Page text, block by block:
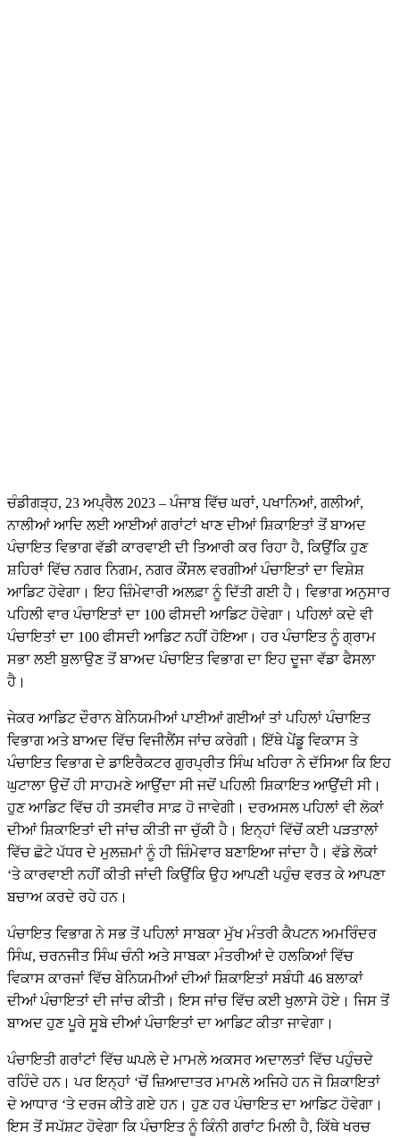
ਚੰਡੀਗੜ੍ਹ, 23 ਅਪ੍ਰੈਲ 2023 – ਪੰਜਾਬ ਵਿੱਚ ਘਰਾਂ, ਪਖਾਨਿਆਂ, ਗਲੀਆਂ,
ਨਾਲੀਆਂ ਆਦਿ ਲਈ ਆਈਆਂ ਗਰਾਂਟਾਂ ਖਾਣ ਦੀਆਂ ਸ਼ਿਕਾਇਤਾਂ ਤੋਂ ਬਾਅਦ
ਪੰਚਾਇਤ ਵਿਭਾਗ ਵੱਡੀ ਕਾਰਵਾਈ ਦੀ ਤਿਆਰੀ ਕਰ ਰਿਹਾ ਹੈ, ਕਿਉਂਕਿ ਹੁਣ
ਸ਼ਹਿਰਾਂ ਵਿੱਚ ਨਗਰ ਨਿਗਮ, ਨਗਰ ਕੌਂਸਲ ਵਰਗੀਆਂ ਪੰਚਾਇਤਾਂ ਦਾ ਵਿਸ਼ੇਸ਼
ਆਡਿਟ ਹੋਵੇਗਾ। ਇਹ ਜ਼ਿੰਮੇਵਾਰੀ ਅਲਫ਼ਾ ਨੂੰ ਦਿੱਤੀ ਗਈ ਹੈ। ਵਿਭਾਗ ਅਨੁਸਾਰ
ਪਹਿਲੀ ਵਾਰ ਪੰਚਾਇਤਾਂ ਦਾ 100 ਫੀਸਦੀ ਆਡਿਟ ਹੋਵੇਗਾ। ਪਹਿਲਾਂ ਕਦੇ ਵੀ
ਪੰਚਾਇਤਾਂ ਦਾ 100 ਫੀਸਦੀ ਆਡਿਟ ਨਹੀਂ ਹੋਇਆ। ਹਰ ਪੰਚਾਇਤ ਨੂੰ ਗ੍ਰਾਮ
ਸਭਾ ਲਈ ਬੁਲਾਉਣ ਤੋਂ ਬਾਅਦ ਪੰਚਾਇਤ ਵਿਭਾਗ ਦਾ ਇਹ ਦੂਜਾ ਵੱਡਾ ਫੈਸਲਾ
ਹੈ।
ਜੇਕਰ ਆਡਿਟ ਦੌਰਾਨ ਬੇਨਿਯਮੀਆਂ ਪਾਈਆਂ ਗਈਆਂ ਤਾਂ ਪਹਿਲਾਂ ਪੰਚਾਇਤ
ਵਿਭਾਗ ਅਤੇ ਬਾਅਦ ਵਿੱਚ ਵਿਜੀਲੈਂਸ ਜਾਂਚ ਕਰੇਗੀ। ਇੱਥੇ ਪੇਂਡੂ ਵਿਕਾਸ ਤੇ
ਪੰਚਾਇਤ ਵਿਭਾਗ ਦੇ ਡਾਇਰੈਕਟਰ ਗੁਰਪ੍ਰੀਤ ਸਿੰਘ ਖਹਿਰਾ ਨੇ ਦੱਸਿਆ ਕਿ ਇਹ
ਘੁਟਾਲਾ ਉਦੋਂ ਹੀ ਸਾਹਮਣੇ ਆਉਂਦਾ ਸੀ ਜਦੋਂ ਪਹਿਲੀ ਸ਼ਿਕਾਇਤ ਆਉਂਦੀ ਸੀ।
ਹੁਣ ਆਡਿਟ ਵਿੱਚ ਹੀ ਤਸਵੀਰ ਸਾਫ਼ ਹੋ ਜਾਵੇਗੀ। ਦਰਅਸਲ ਪਹਿਲਾਂ ਵੀ ਲੋਕਾਂ
ਦੀਆਂ ਸ਼ਿਕਾਇਤਾਂ ਦੀ ਜਾਂਚ ਕੀਤੀ ਜਾ ਚੁੱਕੀ ਹੈ। ਇਨ੍ਹਾਂ ਵਿੱਚੋਂ ਕਈ ਪੜਤਾਲਾਂ
ਵਿੱਚ ਛੋਟੇ ਪੱਧਰ ਦੇ ਮੁਲਜ਼ਮਾਂ ਨੂੰ ਹੀ ਜ਼ਿੰਮੇਵਾਰ ਬਣਾਇਆ ਜਾਂਦਾ ਹੈ। ਵੱਡੇ ਲੋਕਾਂ
‘ਤੇ ਕਾਰਵਾਈ ਨਹੀਂ ਕੀਤੀ ਜਾਂਦੀ ਕਿਉਂਕਿ ਉਹ ਆਪਣੀ ਪਹੁੰਚ ਵਰਤ ਕੇ ਆਪਣਾ
ਬਚਾਅ ਕਰਦੇ ਰਹੇ ਹਨ।
ਪੰਚਾਇਤ ਵਿਭਾਗ ਨੇ ਸਭ ਤੋਂ ਪਹਿਲਾਂ ਸਾਬਕਾ ਮੁੱਖ ਮੰਤਰੀ ਕੈਪਟਨ ਅਮਰਿੰਦਰ
ਸਿੰਘ, ਚਰਨਜੀਤ ਸਿੰਘ ਚੰਨੀ ਅਤੇ ਸਾਬਕਾ ਮੰਤਰੀਆਂ ਦੇ ਹਲਕਿਆਂ ਵਿੱਚ
ਵਿਕਾਸ ਕਾਰਜਾਂ ਵਿੱਚ ਬੇਨਿਯਮੀਆਂ ਦੀਆਂ ਸ਼ਿਕਾਇਤਾਂ ਸਬੰਧੀ 46 ਬਲਾਕਾਂ
ਦੀਆਂ ਪੰਚਾਇਤਾਂ ਦੀ ਜਾਂਚ ਕੀਤੀ। ਇਸ ਜਾਂਚ ਵਿੱਚ ਕਈ ਖੁਲਾਸੇ ਹੋਏ। ਜਿਸ ਤੋਂ
ਬਾਅਦ ਹੁਣ ਪੂਰੇ ਸੂਬੇ ਦੀਆਂ ਪੰਚਾਇਤਾਂ ਦਾ ਆਡਿਟ ਕੀਤਾ ਜਾਵੇਗਾ।
ਪੰਚਾਇਤੀ ਗਰਾਂਟਾਂ ਵਿੱਚ ਘਪਲੇ ਦੇ ਮਾਮਲੇ ਅਕਸਰ ਅਦਾਲਤਾਂ ਵਿੱਚ ਪਹੁੰਚਦੇ
ਰਹਿੰਦੇ ਹਨ। ਪਰ ਇਨ੍ਹਾਂ ‘ਚੋਂ ਜ਼ਿਆਦਾਤਰ ਮਾਮਲੇ ਅਜਿਹੇ ਹਨ ਜੋ ਸ਼ਿਕਾਇਤਾਂ
ਦੇ ਆਧਾਰ ‘ਤੇ ਦਰਜ ਕੀਤੇ ਗਏ ਹਨ। ਹੁਣ ਹਰ ਪੰਚਾਇਤ ਦਾ ਆਡਿਟ ਹੋਵੇਗਾ।
ਇਸ ਤੋਂ ਸਪੱਸ਼ਟ ਹੋਵੇਗਾ ਕਿ ਪੰਚਾਇਤ ਨੂੰ ਕਿੰਨੀ ਗਰਾਂਟ ਮਿਲੀ ਹੈ, ਕਿੱਥੇ ਖਰਚ